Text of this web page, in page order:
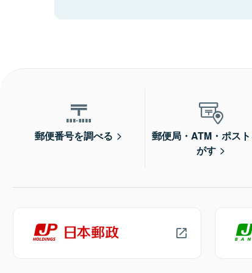
郵便番号を調べる
郵便局・ATM・ポス
がす